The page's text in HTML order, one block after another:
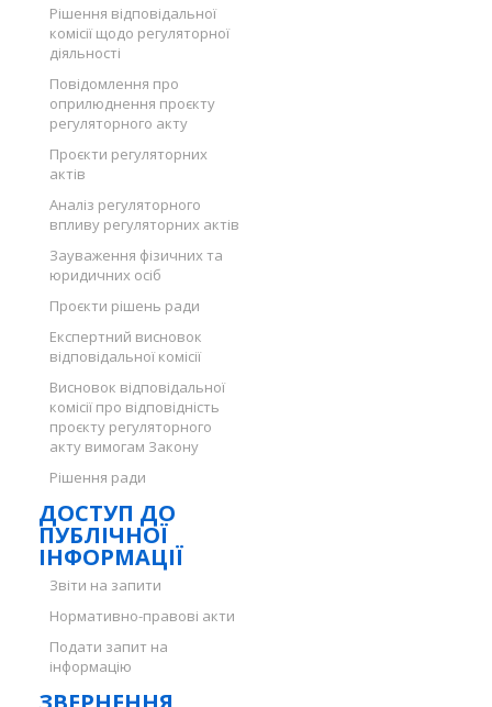
Рішення відповідальної
комісії щодо регуляторної
діяльності
Повідомлення про
оприлюднення проєкту
регуляторного акту
Проєкти регуляторних
актів
Аналіз регуляторного
впливу регуляторних актів
Зауваження фізичних та
юридичних осіб
Проєкти рішень ради
Експертний висновок
відповідальної комісії
Висновок відповідальної
комісії про відповідність
проєкту регуляторного
акту вимогам Закону
Рішення ради
ДОСТУП ДО
ПУБЛІЧНОЇ
ІНФОРМАЦІЇ
Звіти на запити
Нормативно-правові акти
Подати запит на
інформацію